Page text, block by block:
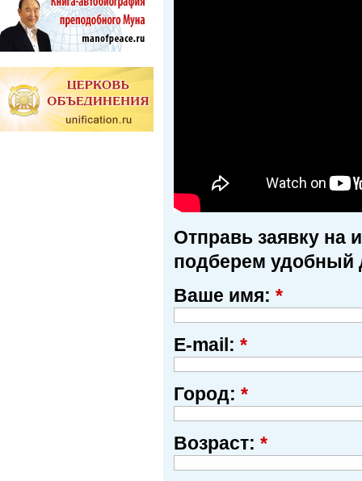
Отправь заявку на
подберем удобный
Ваше имя: *
E-mail: *
Город: *
Возраст: *